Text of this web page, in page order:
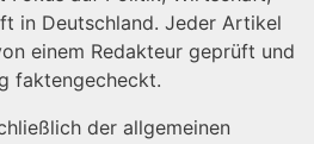
in Deutschland. Jeder Artikel
einem Redakteur geprüft und
faktengecheckt.
der allgemeinen